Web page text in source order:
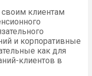
клиентам
и корпоративные
как для
клиентов в